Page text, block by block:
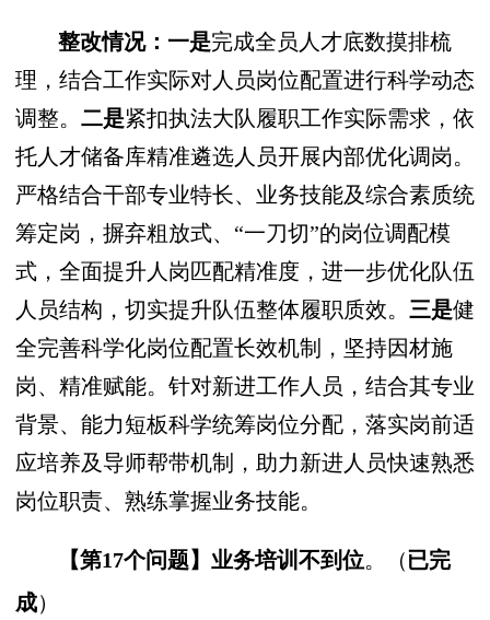
整改情况：一是完成全员人才底数摸排梳
理，结合工作实际对人员岗位配置进行科学动态
调整。 二是紧扣执法大队履职工作实际需求，依
托人才储备库精准遴选人员开展内部优化调岗。
严格结合干部专业特长、业务技能及综合素质统
筹定岗，摒弃粗放式、“一刀切”的岗位调配模
式，全面提升人岗匹配精准度，进一步优化队伍
人员结构，切实提升队伍整体履职质效。 三是健
全完善科学化岗位配置长效机制，坚持因材施
岗、精准赋能。针对新进工作人员，结合其专业
背景、能力短板科学统筹岗位分配，落实岗前适
应培养及导师帮带机制，助力新进人员快速熟悉
岗位职责、熟练掌握业务技能。
【第17个问题】 业务培训不到位。 （已完
成）